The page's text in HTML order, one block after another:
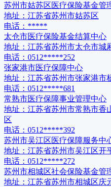
苏州市姑苏区医疗保险基金管
地址： 江苏省苏州市姑苏区
电话： *****
太仓市医疗保险基金结算中心
地址： 江苏省苏州市太仓市城
电话： 0512*****252
张家港市医疗保障中心
地址： 江苏省苏州市张家港市
电话： 0512*****681
常熟市医疗保障事业管理中心
地址： 江苏省苏州市常熟市香
区
电话： 0512*****392
苏州市吴江区医疗保障服务中
地址： 江苏省苏州市吴江区开
电话： 0512*****272
苏州市相城区社会保险基金管
地址： 江苏省苏州市相城区庆